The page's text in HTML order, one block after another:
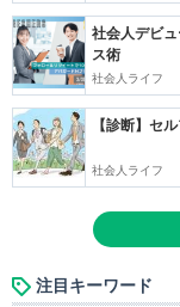
社会人デビ
ス術
社会人ライフ
【診断】セ
社会人ライフ
注目キーワード